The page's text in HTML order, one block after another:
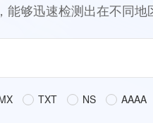
能够迅速检测出在不同
TXT NS AAAA